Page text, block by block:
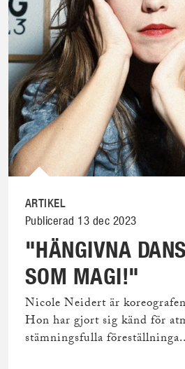
ARTIKEL
Publicerad 13 dec 2023
"HÄNGIVNA
SOM MAGI!"
Nicole Neidert är
Hon har gjort sig känd för
stämningsfulla